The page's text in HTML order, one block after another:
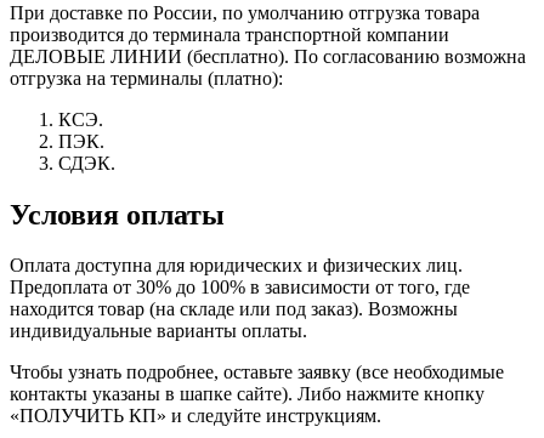
При доставке по России, по умолчанию отгрузка товара
производится до терминала транспортной компании
ДЕЛОВЫЕ ЛИНИИ (бесплатно). По согласованию возможна
отгрузка на терминалы (платно):
КСЭ.
ПЭК.
СДЭК.
Условия оплаты
Оплата доступна для юридических и физических лиц.
Предоплата от 30% до 100% в зависимости от того, где
находится товар (на складе или под заказ). Возможны
индивидуальные варианты оплаты.
Чтобы узнать подробнее, оставьте заявку (все необходимые
контакты указаны в шапке сайте). Либо нажмите кнопку
«ПОЛУЧИТЬ КП» и следуйте инструкциям.